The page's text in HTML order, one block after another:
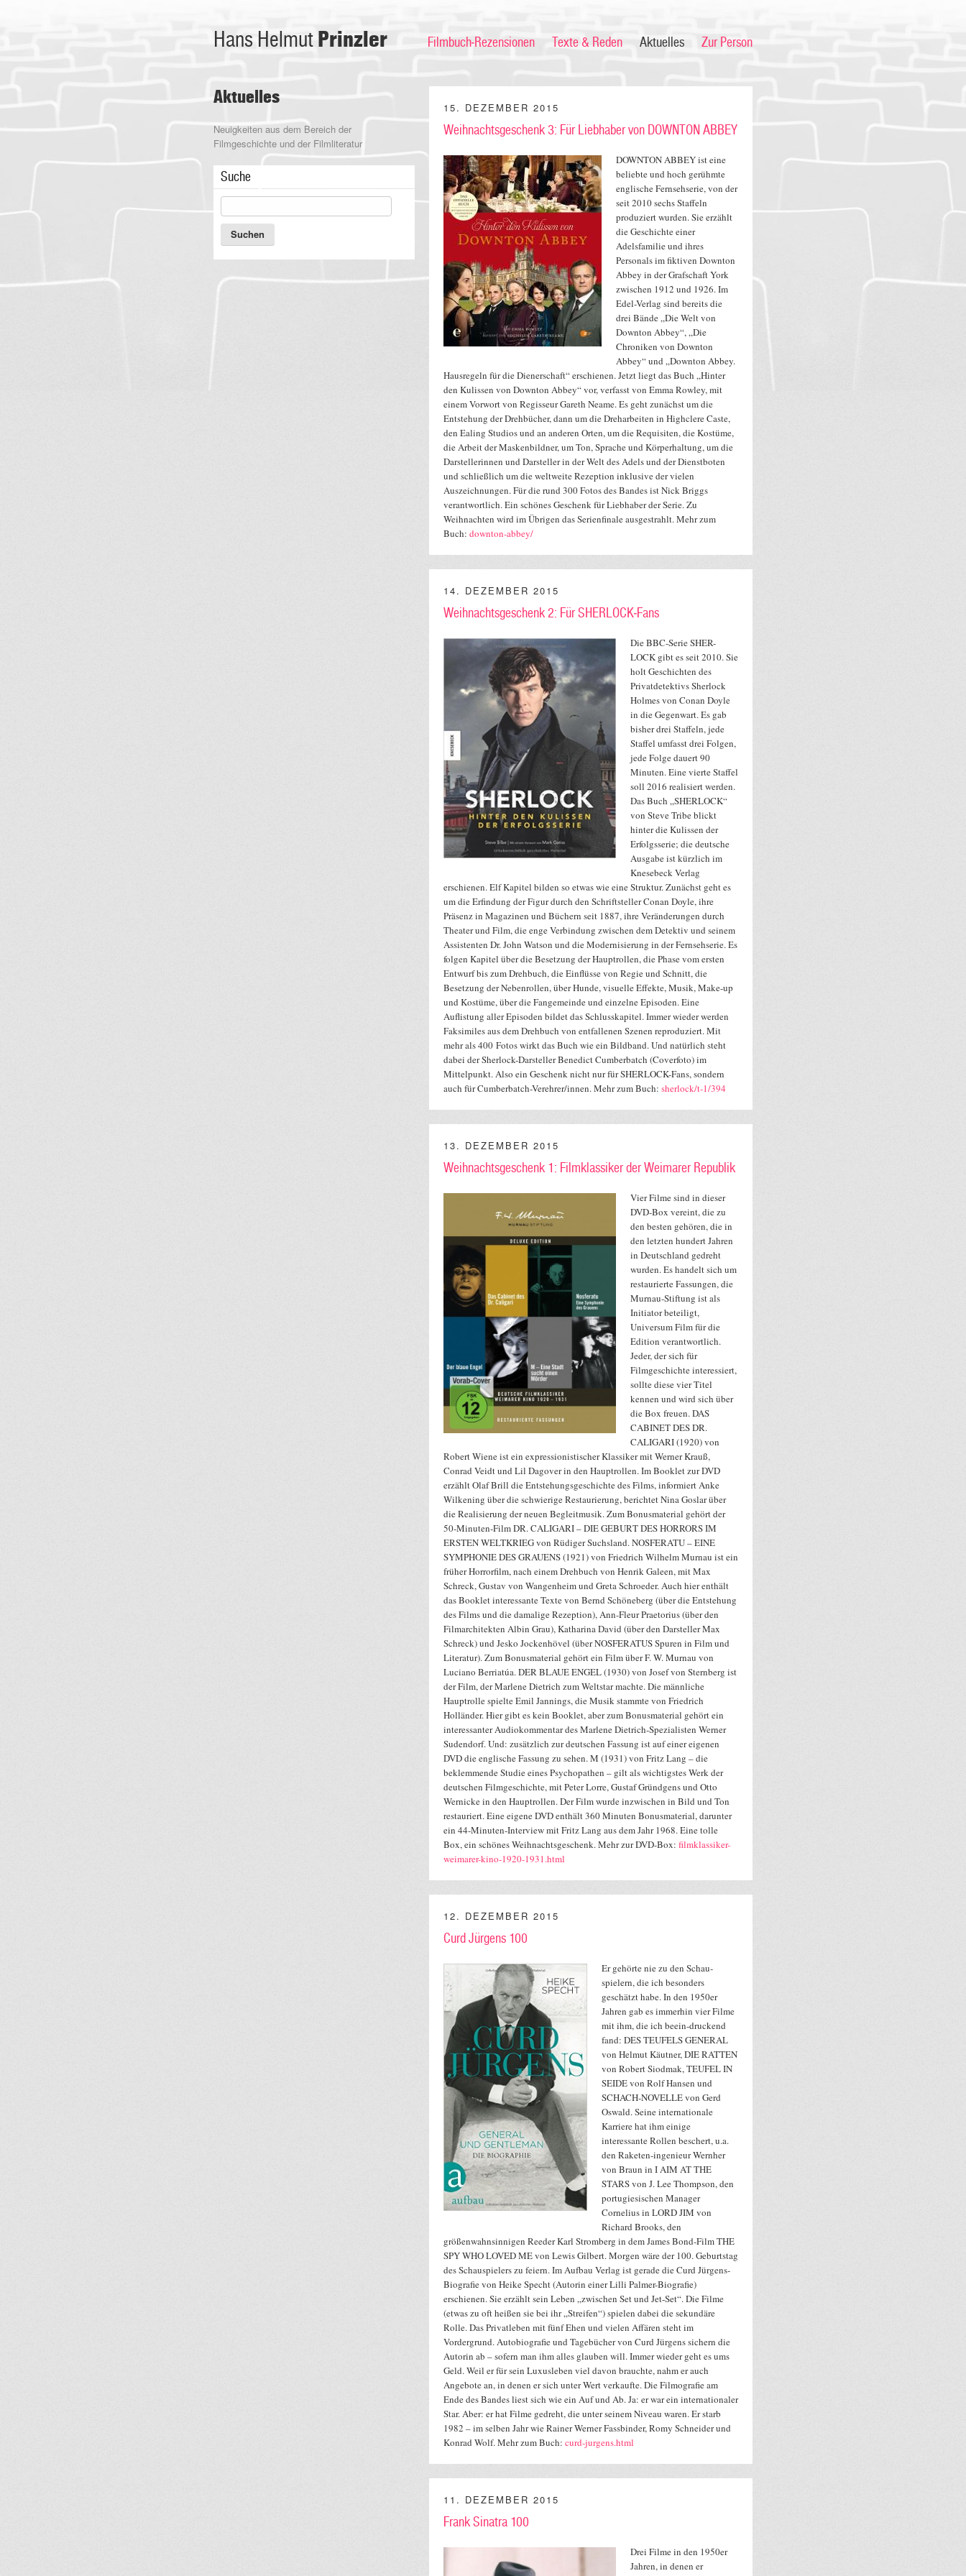
Hans HelmutPrinzler Filmbuch-Rezensionen Texte & Reden Aktuelles Zur Person
Aktuelles
Neuigkeiten aus dem Bereich der
Filmgeschichte und der Filmliteratur
Suche
15. DEZEMBER 2015
Weihnachtsgeschenk 3: Für Liebhaber von DOWNTON ABBEY
DOWNTON ABBEY ist eine
beliebte und hoch gerühmte
englische Fernsehserie, von der
seit 2010 sechs Staffeln
produziert wurden. Sie erzählt
die Geschichte einer
Adelsfamilie und ihres
Personals im fiktiven Downton
Abbey in der Grafschaft York
zwischen 1912 und 1926. Im
Edel-Verlag sind bereits die
drei Bände „Die Welt von
Downton Abbey“, „Die
Chroniken von Downton
Abbey“ und „Downton Abbey.
Hausregeln für die Dienerschaft“ erschienen. Jetzt liegt das Buch „Hinter
den Kulissen von Downton Abbey“ vor, verfasst von Emma Rowley, mit
einem Vorwort von Regisseur Gareth Neame. Es geht zunächst um die
Entstehung der Drehbücher, dann um die Dreharbeiten in Highclere Caste,
den Ealing Studios und an anderen Orten, um die Requisiten, die Kostüme,
die Arbeit der Maskenbildner, um Ton, Sprache und Körperhaltung, um die
Darstellerinnen und Darsteller in der Welt des Adels und der Dienstboten
und schließlich um die weltweite Rezeption inklusive der vielen
Auszeichnungen. Für die rund 300 Fotos des Bandes ist Nick Briggs
verantwortlich. Ein schönes Geschenk für Liebhaber der Serie. Zu
Weihnachten wird im Übrigen das Serienfinale ausgestrahlt. Mehr zum
Buch: downton-abbey/
14. DEZEMBER 2015
Weihnachtsgeschenk 2: Für SHERLOCK-Fans
Die BBC-Serie SHER-
LOCK gibt es seit 2010. Sie
holt Geschichten des
Privatdetektivs Sherlock
Holmes von Conan Doyle
in die Gegenwart. Es gab
bisher drei Staffeln, jede
Staffel umfasst drei Folgen,
jede Folge dauert 90
Minuten. Eine vierte Staffel
soll 2016 realisiert werden.
Das Buch „SHERLOCK“
von Steve Tribe blickt
hinter die Kulissen der
Erfolgsserie; die deutsche
Ausgabe ist kürzlich im
Knesebeck Verlag
erschienen. Elf Kapitel bilden so etwas wie eine Struktur. Zunächst geht es
um die Erfindung der Figur durch den Schriftsteller Conan Doyle, ihre
Präsenz in Magazinen und Büchern seit 1887, ihre Veränderungen durch
Theater und Film, die enge Verbindung zwischen dem Detektiv und seinem
Assistenten Dr. John Watson und die Modernisierung in der Fernsehserie. Es
folgen Kapitel über die Besetzung der Hauptrollen, die Phase vom ersten
Entwurf bis zum Drehbuch, die Einflüsse von Regie und Schnitt, die
Besetzung der Nebenrollen, über Hunde, visuelle Effekte, Musik, Make-up
und Kostüme, über die Fangemeinde und einzelne Episoden. Eine
Auflistung aller Episoden bildet das Schlusskapitel. Immer wieder werden
Faksimiles aus dem Drehbuch von entfallenen Szenen reproduziert. Mit
mehr als 400 Fotos wirkt das Buch wie ein Bildband. Und natürlich steht
dabei der Sherlock-Darsteller Benedict Cumberbatch (Coverfoto) im
Mittelpunkt. Also ein Geschenk nicht nur für SHERLOCK-Fans, sondern
auch für Cumberbatch-Verehrer/innen. Mehr zum Buch: sherlock/t-1/394
13. DEZEMBER 2015
Weihnachtsgeschenk 1: Filmklassiker der Weimarer Republik
Vier Filme sind in dieser
DVD-Box vereint, die zu
den besten gehören, die in
den letzten hundert Jahren
in Deutschland gedreht
wurden. Es handelt sich um
restaurierte Fassungen, die
Murnau-Stiftung ist als
Initiator beteiligt,
Universum Film für die
Edition verantwortlich.
Jeder, der sich für
Filmgeschichte interessiert,
sollte diese vier Titel
kennen und wird sich über
die Box freuen. DAS
CABINET DES DR.
CALIGARI (1920) von
Robert Wiene ist ein expressionistischer Klassiker mit Werner Krauß,
Conrad Veidt und Lil Dagover in den Hauptrollen. Im Booklet zur DVD
erzählt Olaf Brill die Entstehungsgeschichte des Films, informiert Anke
Wilkening über die schwierige Restaurierung, berichtet Nina Goslar über
die Realisierung der neuen Begleitmusik. Zum Bonusmaterial gehört der
50-Minuten-Film DR. CALIGARI – DIE GEBURT DES HORRORS IM
ERSTEN WELTKRIEG von Rüdiger Suchsland. NOSFERATU – EINE
SYMPHONIE DES GRAUENS (1921) von Friedrich Wilhelm Murnau ist ein
früher Horrorfilm, nach einem Drehbuch von Henrik Galeen, mit Max
Schreck, Gustav von Wangenheim und Greta Schroeder. Auch hier enthält
das Booklet interessante Texte von Bernd Schöneberg (über die Entstehung
des Films und die damalige Rezeption), Ann-Fleur Praetorius (über den
Filmarchitekten Albin Grau), Katharina David (über den Darsteller Max
Schreck) und Jesko Jockenhövel (über NOSFERATUS Spuren in Film und
Literatur). Zum Bonusmaterial gehört ein Film über F. W. Murnau von
Luciano Berriatúa. DER BLAUE ENGEL (1930) von Josef von Sternberg ist
der Film, der Marlene Dietrich zum Weltstar machte. Die männliche
Hauptrolle spielte Emil Jannings, die Musik stammte von Friedrich
Holländer. Hier gibt es kein Booklet, aber zum Bonusmaterial gehört ein
interessanter Audiokommentar des Marlene Dietrich-Spezialisten Werner
Sudendorf. Und: zusätzlich zur deutschen Fassung ist auf einer eigenen
DVD die englische Fassung zu sehen. M (1931) von Fritz Lang – die
beklemmende Studie eines Psychopathen – gilt als wichtigstes Werk der
deutschen Filmgeschichte, mit Peter Lorre, Gustaf Gründgens und Otto
Wernicke in den Hauptrollen. Der Film wurde inzwischen in Bild und Ton
restauriert. Eine eigene DVD enthält 360 Minuten Bonusmaterial, darunter
ein 44-Minuten-Interview mit Fritz Lang aus dem Jahr 1968. Eine tolle
Box, ein schönes Weihnachtsgeschenk. Mehr zur DVD-Box: filmklassiker-
weimarer-kino-1920-1931.html
12. DEZEMBER 2015
Curd Jürgens 100
Er gehörte nie zu den Schau-
spielern, die ich besonders
geschätzt habe. In den 1950er
Jahren gab es immerhin vier Filme
mit ihm, die ich beein-druckend
fand: DES TEUFELS GENERAL
von Helmut Käutner, DIE RATTEN
von Robert Siodmak, TEUFEL IN
SEIDE von Rolf Hansen und
SCHACH-NOVELLE von Gerd
Oswald. Seine internationale
Karriere hat ihm einige
interessante Rollen beschert, u.a.
den Raketen-ingenieur Wernher
von Braun in I AIM AT THE
STARS von J. Lee Thompson, den
portugiesischen Manager
Cornelius in LORD JIM von
Richard Brooks, den
größenwahnsinnigen Reeder Karl Stromberg in dem James Bond-Film THE
SPY WHO LOVED ME von Lewis Gilbert. Morgen wäre der 100. Geburtstag
des Schauspielers zu feiern. Im Aufbau Verlag ist gerade die Curd Jürgens-
Biografie von Heike Specht (Autorin einer Lilli Palmer-Biografie)
erschienen. Sie erzählt sein Leben „zwischen Set und Jet-Set“. Die Filme
(etwas zu oft heißen sie bei ihr „Streifen“) spielen dabei die sekundäre
Rolle. Das Privatleben mit fünf Ehen und vielen Affären steht im
Vordergrund. Autobiografie und Tagebücher von Curd Jürgens sichern die
Autorin ab – sofern man ihm alles glauben will. Immer wieder geht es ums
Geld. Weil er für sein Luxusleben viel davon brauchte, nahm er auch
Angebote an, in denen er sich unter Wert verkaufte. Die Filmografie am
Ende des Bandes liest sich wie ein Auf und Ab. Ja: er war ein internationaler
Star. Aber: er hat Filme gedreht, die unter seinem Niveau waren. Er starb
1982 – im selben Jahr wie Rainer Werner Fassbinder, Romy Schneider und
Konrad Wolf. Mehr zum Buch: curd-jurgens.html
11. DEZEMBER 2015
Frank Sinatra 100
Drei Filme in den 1950er
Jahren, in denen er